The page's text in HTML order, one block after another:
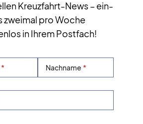
Kreuzfahrt-News – ein-
zweimal pro Woche
in Ihrem Postfach!
Nachname